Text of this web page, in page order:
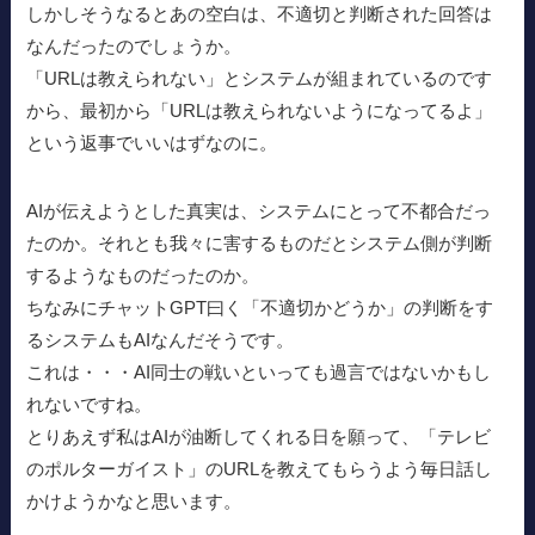
しかしそうなるとあの空白は、不適切と判断された回答は
なんだったのでしょうか。
「URLは教えられない」とシステムが組まれているのです
から、最初から「URLは教えられないようになってるよ」
という返事でいいはずなのに。
AIが伝えようとした真実は、システムにとって不都合だっ
たのか。それとも我々に害するものだとシステム側が判断
するようなものだったのか。
ちなみにチャットGPT曰く「不適切かどうか」の判断をす
るシステムもAIなんだそうです。
これは・・・AI同士の戦いといっても過言ではないかもし
れないですね。
とりあえず私はAIが油断してくれる日を願って、「テレビ
のポルターガイスト」のURLを教えてもらうよう毎日話し
かけようかなと思います。